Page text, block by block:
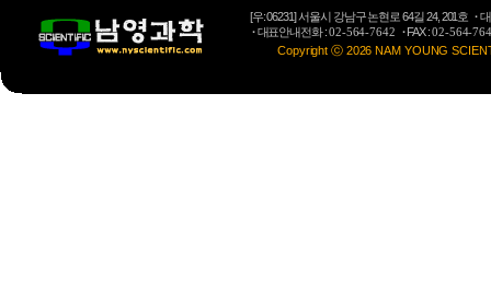
[우: 06231] 서울시 강남구 논현로 64길 24, 201호·
·대표안내전화 :02-564-7642 ·FAX :02-564-
Copyright ⓒ 2026 NAM YOUNG